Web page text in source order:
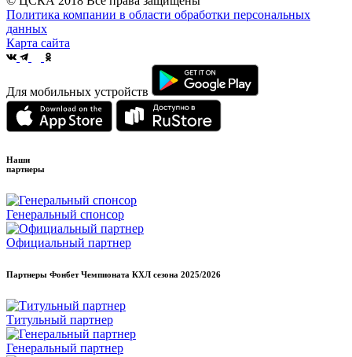
Политика компании в области обработки персональных
данных
Карта сайта
Для мобильных устройств
Наши
партнеры
Генеральный спонсор
Официальный партнер
Партнеры Фонбет Чемпионата КХЛ сезона 2025/2026
Титульный партнер
Генеральный партнер